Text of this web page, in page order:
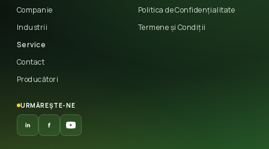
Companie
Industrii
Service
Contact
Producători
Politica de Confidențialitate
Termene și Condiții
URMĂREȘTE-NE